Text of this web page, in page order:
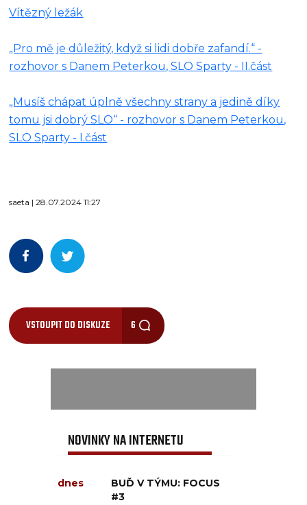
Vítězný ležák
„Pro mě je důležitý, když si lidi dobře zafandí.“ -
rozhovor s Danem Peterkou, SLO Sparty - II.část
„Musíš chápat úplně všechny strany a jedině díky
tomu jsi dobrý SLO“ - rozhovor s Danem Peterkou,
SLO Sparty - I.část
saeta | 28.07.2024 11:27
VSTOUPIT DO DISKUZE 6
NOVINKY NA INTERNETU
dnes
BUĎ V TÝMU: FOCUS
#3